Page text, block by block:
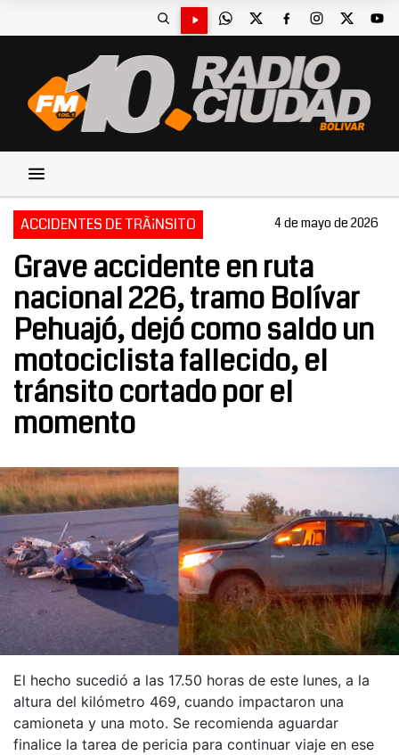
ACCIDENTES DE TRÃ¡NSITO 4 de mayo de 2026
Grave accidente en ruta
nacional 226, tramo Bolívar
Pehuajó, dejó como saldo un
motociclista fallecido, el
tránsito cortado por el
momento
El hecho sucedió a las 17.50 horas de este lunes, a la
altura del kilómetro 469, cuando impactaron una
camioneta y una moto. Se recomienda aguardar
finalice la tarea de pericia para continuar viaje en ese